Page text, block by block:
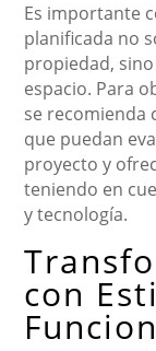
Es importante
planificada no
propiedad,
espacio. Para
se recomienda
que puedan
proyecto y
teniendo en
y tecnología.
con